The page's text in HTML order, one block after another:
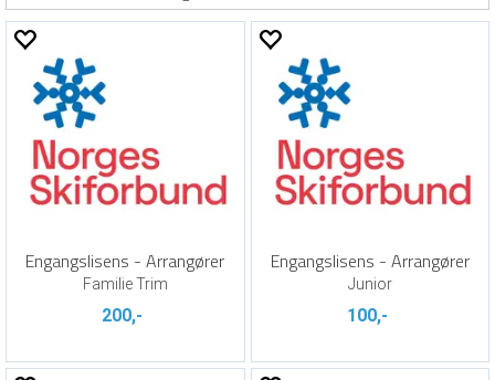
Engangslisens - Arrangører
Familie Trim
200,-
Engangslisens - Arrangører
Junior
100,-